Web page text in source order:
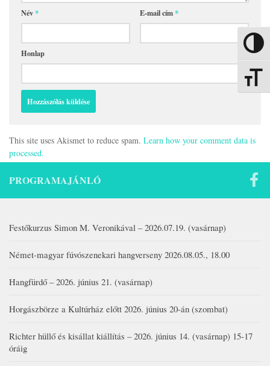
Nagy
Név* E-mail cím*
Honlap
This site uses Akismet to reduce spam. Learn how your comment data is
processed.
PROGRAMAJÁNLÓ
Festőkurzus Simon M. Veronikával – 2026.07.19. (vasárnap)
Német-magyar fúvószenekari hangverseny 2026.08.05., 18.00
Hangfürdő – 2026. június 21. (vasárnap)
Horgászbörze a Kultúrház előtt 2026. június 20-án (szombat)
Richter hüllő és kisállat kiállítás – 2026. június 14. (vasárnap) 15-17
óráig